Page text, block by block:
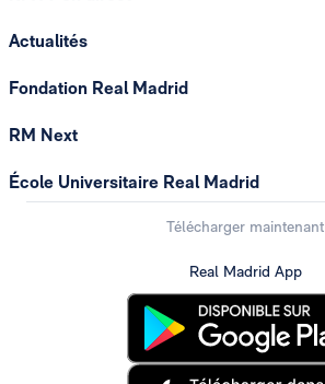
Actualités
Fondation Real Madrid
RM Next
École Universitaire Real Madrid
Télécharger maintenant
Real Madrid App